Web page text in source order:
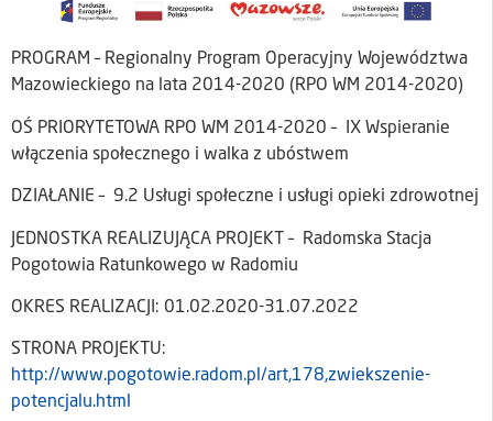
PROGRAM – Regionalny Program Operacyjny Województwa
Mazowieckiego na lata 2014-2020 (RPO WM 2014-2020)
OŚ PRIORYTETOWA RPO WM 2014-2020 – IX Wspieranie
włączenia społecznego i walka z ubóstwem
DZIAŁANIE – 9.2 Usługi społeczne i usługi opieki zdrowotnej
JEDNOSTKA REALIZUJĄCA PROJEKT – Radomska Stacja
Pogotowia Ratunkowego w Radomiu
OKRES REALIZACJI: 01.02.2020-31.07.2022
STRONA PROJEKTU:
http://www.pogotowie.radom.pl/art,178,zwiekszenie-
potencjalu.html